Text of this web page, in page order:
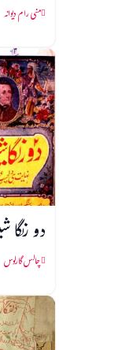
منی رام دیوانہ
دو
چالس گارلوس